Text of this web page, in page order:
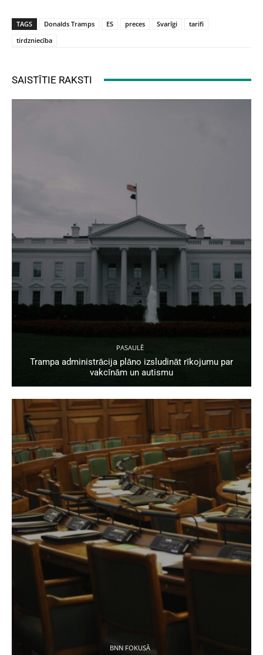
TAGS Donalds Tramps ES preces Svarīgi
tarifi
tirdzniecība
SAISTĪTIE RAKSTI
PASAULĒ
Trampa administrācija plāno izsludināt rīkojumu par
vakcīnām un autismu
BNN FOKUSĀ